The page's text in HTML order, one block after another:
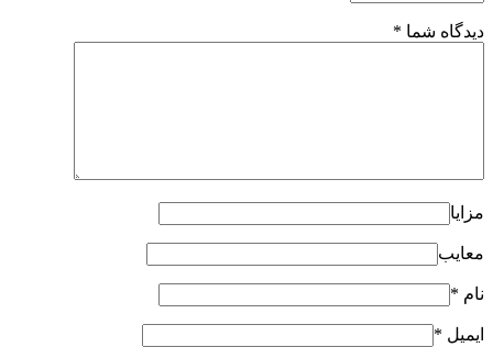
دیدگاه شما *
مزایا
معایب
نام *
ایمیل *